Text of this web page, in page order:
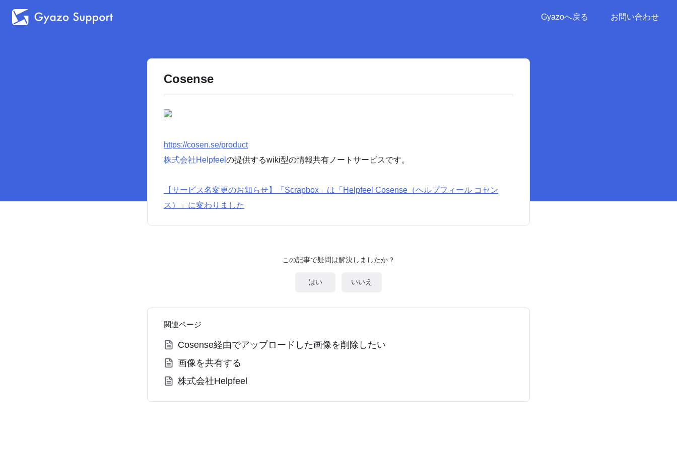
Gyazoへ戻る お問い合わせ
Cosense
https://cosen.se/product
株式会社Helpfeel の提供するwiki型の情報共有ノートサービスです。
【サービス名変更のお知らせ】「Scrapbox」は「Helpfeel Cosense（ヘルプフィール コセン
ス）」に変わりました
この記事で疑問は解決しましたか？
はい いいえ
関連ページ
Cosense経由でアップロードした画像を削除したい
画像を共有する
株式会社Helpfeel